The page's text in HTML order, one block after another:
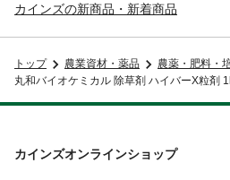
カインズの新商品・新着商品
トップ 農業資材・薬品 農薬・肥料・
丸和バイオケミカル 除草剤 ハイバーX粒剤
カインズオンラインショップ